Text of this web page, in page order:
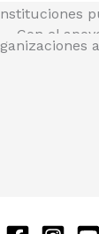
Con el